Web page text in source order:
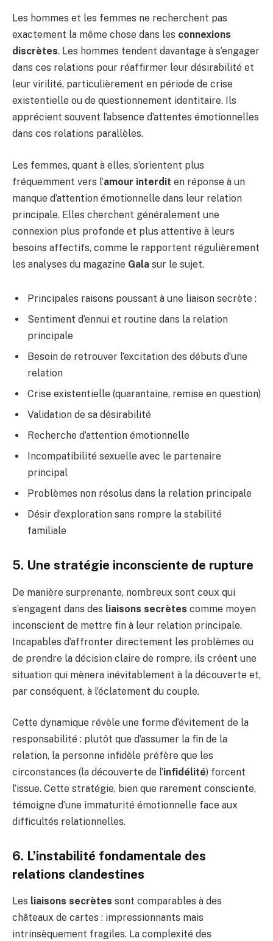
Les hommes et les femmes ne recherchent pas
exactement la même chose dans les connexions
discrètes. Les hommes tendent davantage à s’engager
dans ces relations pour réaffirmer leur désirabilité et
leur virilité, particulièrement en période de crise
existentielle ou de questionnement identitaire. Ils
apprécient souvent l’absence d’attentes émotionnelles
dans ces relations parallèles.
Les femmes, quant à elles, s’orientent plus
fréquemment vers l’amour interdit en réponse à un
manque d’attention émotionnelle dans leur relation
principale. Elles cherchent généralement une
connexion plus profonde et plus attentive à leurs
besoins affectifs, comme le rapportent régulièrement
les analyses du magazine Gala sur le sujet.
Principales raisons poussant à une liaison secrète :
Sentiment d’ennui et routine dans la relation
principale
Besoin de retrouver l’excitation des débuts d’une
relation
Crise existentielle (quarantaine, remise en question)
Validation de sa désirabilité
Recherche d’attention émotionnelle
Incompatibilité sexuelle avec le partenaire
principal
Problèmes non résolus dans la relation principale
Désir d’exploration sans rompre la stabilité
familiale
5. Une stratégie inconsciente de rupture
De manière surprenante, nombreux sont ceux qui
s’engagent dans des liaisons secrètes comme moyen
inconscient de mettre fin à leur relation principale.
Incapables d’affronter directement les problèmes ou
de prendre la décision claire de rompre, ils créent une
situation qui mènera inévitablement à la découverte et,
par conséquent, à l’éclatement du couple.
Cette dynamique révèle une forme d’évitement de la
responsabilité : plutôt que d’assumer la fin de la
relation, la personne infidèle préfère que les
circonstances (la découverte de l’infidélité) forcent
l’issue. Cette stratégie, bien que rarement consciente,
témoigne d’une immaturité émotionnelle face aux
difficultés relationnelles.
6. L’instabilité fondamentale des
relations clandestines
Les liaisons secrètes sont comparables à des
châteaux de cartes : impressionnants mais
intrinsèquement fragiles. La complexité des